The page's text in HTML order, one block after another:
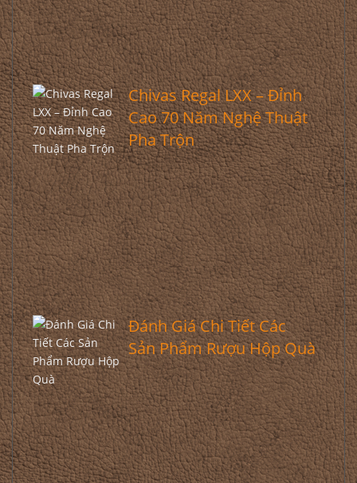
Chivas Regal LXX – Đỉnh
Cao 70 Năm Nghệ Thuật
Pha Trộn
Đánh Giá Chi Tiết Các
Sản Phẩm Rượu Hộp Quà